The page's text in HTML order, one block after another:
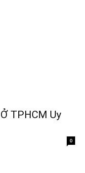
TPHCM Uy
0